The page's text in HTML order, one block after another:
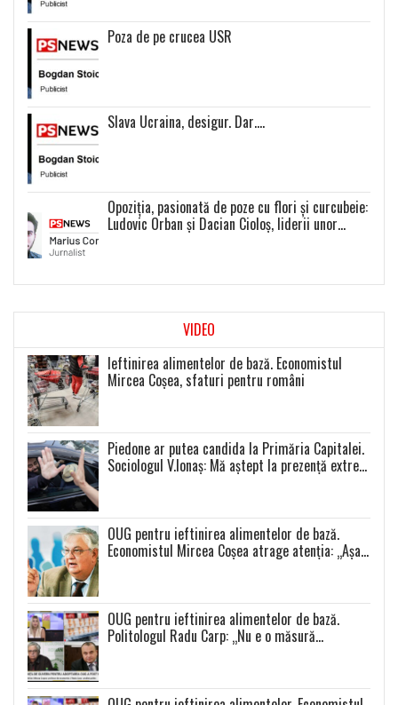
Poza de pe crucea USR
Slava Ucraina, desigur. Dar….
Opoziția, pasionată de poze cu flori și curcubeie:
Ludovic Orban și Dacian Cioloș, liderii unor
VIDEO
Ieftinirea alimentelor de bază. Economistul
Mircea Coșea, sfaturi pentru români
Piedone ar putea candida la Primăria Capitalei.
Sociologul V.Ionaș: Mă aștept la prezență extrem
OUG pentru ieftinirea alimentelor de bază.
Economistul Mircea Coșea atrage atenția: „Așa
OUG pentru ieftinirea alimentelor de bază.
Politologul Radu Carp: „Nu e o măsură